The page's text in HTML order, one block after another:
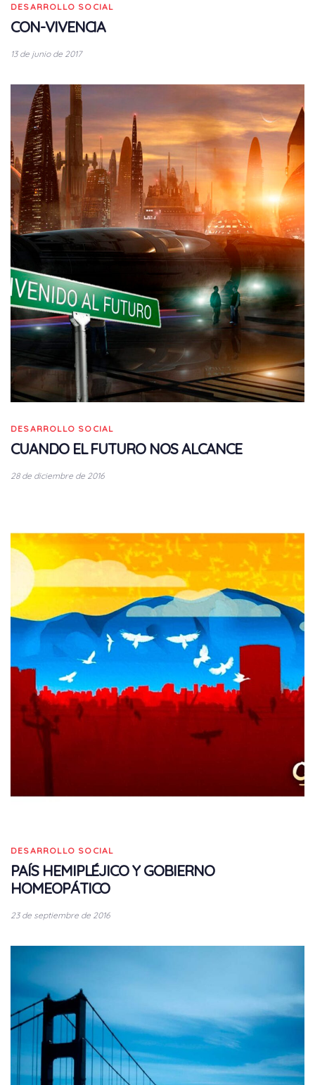
DESARROLLO SOCIAL
CON-VIVENCIA
13 de junio de 2017
Tags
DESARROLLO SOCIAL
CUANDO EL FUTURO NOS ALCANCE
28 de diciembre de 2016
DESARROLLO SOCIAL
PAÍS HEMIPLÉJICO Y GOBIERNO
HOMEOPÁTICO
23 de septiembre de 2016